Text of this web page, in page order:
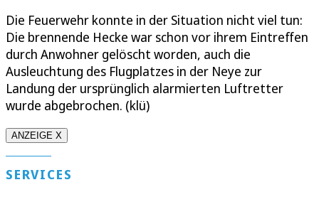
Die Feuerwehr konnte in der Situation nicht viel tun:
Die brennende Hecke war schon vor ihrem Eintreffen
durch Anwohner gelöscht worden, auch die
Ausleuchtung des Flugplatzes in der Neye zur
Landung der ursprünglich alarmierten Luftretter
wurde abgebrochen. (klü)
ANZEIGE X
SERVICES